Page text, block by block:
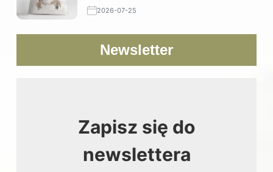
2026-07-25
Newsletter
Zapisz się do
newslettera